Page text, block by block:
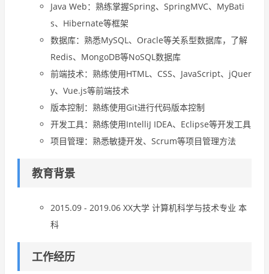
Java Web：熟练掌握Spring、SpringMVC、MyBati
s、Hibernate等框架
数据库：熟悉MySQL、Oracle等关系型数据库，了解
Redis、MongoDB等NoSQL数据库
前端技术：熟练使用HTML、CSS、JavaScript、jQuer
y、Vue.js等前端技术
版本控制：熟练使用Git进行代码版本控制
开发工具：熟练使用IntelliJ IDEA、Eclipse等开发工具
项目管理：熟悉敏捷开发、Scrum等项目管理方法
教育背景
2015.09 - 2019.06 XX大学 计算机科学与技术专业 本
科
工作经历